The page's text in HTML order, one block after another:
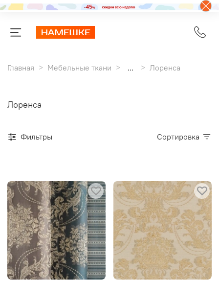
Главная Мебельные ткани ... Лоренса
Лоренса
Фильтры Сортировка